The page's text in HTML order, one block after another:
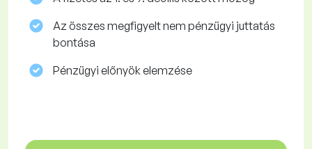
Az összes megfigyelt nem pénzügyi juttatás
bontása
Pénzügyi előnyök elemzése